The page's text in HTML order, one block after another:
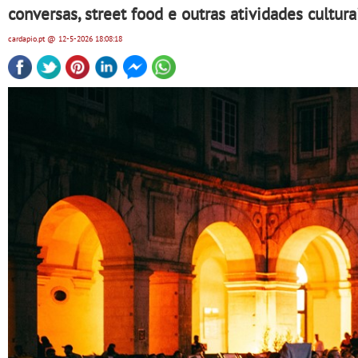
conversas, street food e outras atividades
cardapio.pt@ 12-5-2026 18:08:18